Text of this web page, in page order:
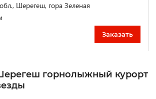
Шерегеш, гора Зеленая
Заказать
горнолыжный курорт